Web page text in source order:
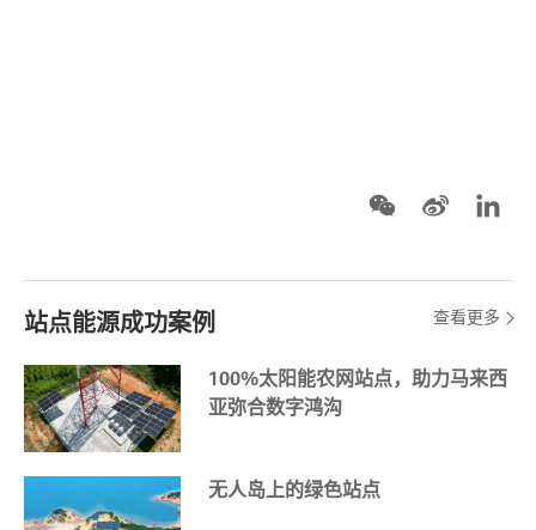
站点能源成功案例 查看更多
100%太阳能农网站点，助力马来西
亚弥合数字鸿沟
无人岛上的绿色站点